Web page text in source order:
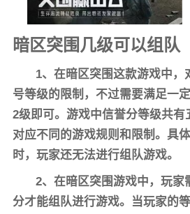
暗区突围几级可以组队
1、在暗区突围这款游戏中，
号等级的限制，不过需要满足一
2级即可。游戏中信誉分等级共有
对应不同的游戏规则和限制。具
时，玩家还无法进行组队游戏。
2、在暗区突围游戏中，玩家
分才能组队进行游戏。当玩家的